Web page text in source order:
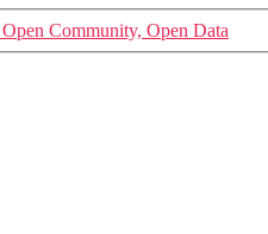
Community, Open Data